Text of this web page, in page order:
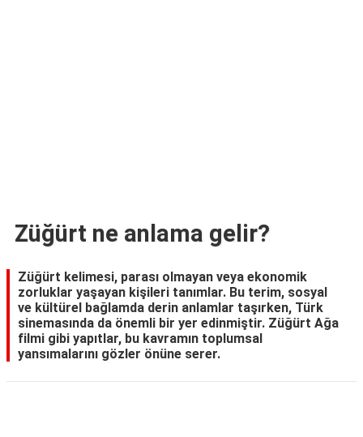
Züğürt ne anlama gelir?
Züğürt kelimesi, parası olmayan veya ekonomik
zorluklar yaşayan kişileri tanımlar. Bu terim, sosyal
ve kültürel bağlamda derin anlamlar taşırken, Türk
sinemasında da önemli bir yer edinmiştir. Züğürt Ağa
filmi gibi yapıtlar, bu kavramın toplumsal
yansımalarını gözler önüne serer.